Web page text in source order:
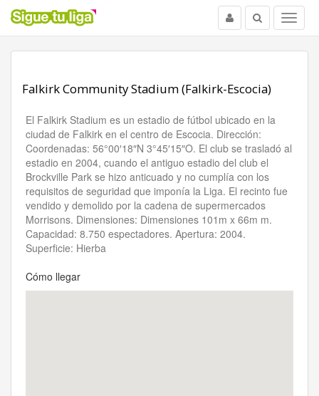
Menu
Buscar
Usuario
Falkirk Community Stadium (Falkirk-Escocia)
El Falkirk Stadium es un estadio de fútbol ubicado en la
ciudad de Falkirk en el centro de Escocia. Dirección:
Coordenadas: 56°00′18″N 3°45′15″O. El club se trasladó al
estadio en 2004, cuando el antiguo estadio del club el
Brockville Park se hizo anticuado y no cumplía con los
requisitos de seguridad que imponía la Liga. El recinto fue
vendido y demolido por la cadena de supermercados
Morrisons. Dimensiones: Dimensiones 101m x 66m m.
Capacidad: 8.750 espectadores. Apertura: 2004.
Superficie: Hierba
Cómo llegar